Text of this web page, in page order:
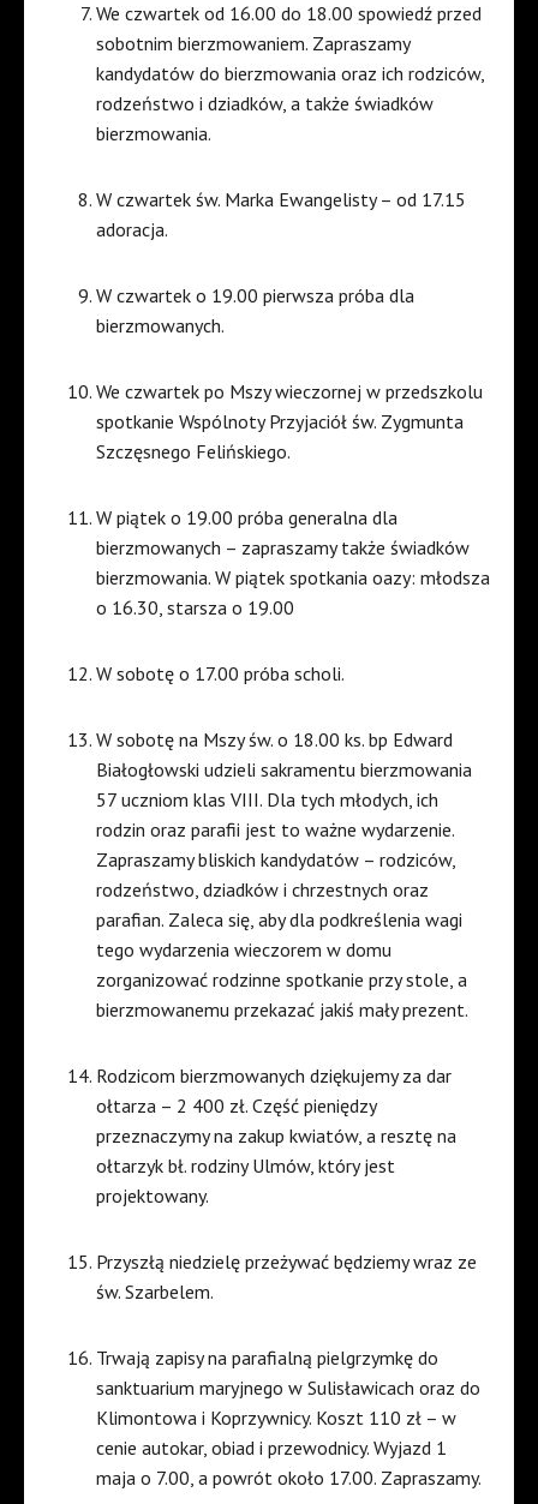
We czwartek od 16.00 do 18.00 spowiedź przed
sobotnim bierzmowaniem. Zapraszamy
kandydatów do bierzmowania oraz ich rodziców,
rodzeństwo i dziadków, a także świadków
bierzmowania.
W czwartek św. Marka Ewangelisty – od 17.15
adoracja.
W czwartek o 19.00 pierwsza próba dla
bierzmowanych.
We czwartek po Mszy wieczornej w przedszkolu
spotkanie Wspólnoty Przyjaciół św. Zygmunta
Szczęsnego Felińskiego.
W piątek o 19.00 próba generalna dla
bierzmowanych – zapraszamy także świadków
bierzmowania. W piątek spotkania oazy: młodsza
o 16.30, starsza o 19.00
W sobotę o 17.00 próba scholi.
W sobotę na Mszy św. o 18.00 ks. bp Edward
Białogłowski udzieli sakramentu bierzmowania
57 uczniom klas VIII. Dla tych młodych, ich
rodzin oraz parafii jest to ważne wydarzenie.
Zapraszamy bliskich kandydatów – rodziców,
rodzeństwo, dziadków i chrzestnych oraz
parafian. Zaleca się, aby dla podkreślenia wagi
tego wydarzenia wieczorem w domu
zorganizować rodzinne spotkanie przy stole, a
bierzmowanemu przekazać jakiś mały prezent.
Rodzicom bierzmowanych dziękujemy za dar
ołtarza – 2 400 zł. Część pieniędzy
przeznaczymy na zakup kwiatów, a resztę na
ołtarzyk bł. rodziny Ulmów, który jest
projektowany.
Przyszłą niedzielę przeżywać będziemy wraz ze
św. Szarbelem.
Trwają zapisy na parafialną pielgrzymkę do
sanktuarium maryjnego w Sulisławicach oraz do
Klimontowa i Koprzywnicy. Koszt 110 zł – w
cenie autokar, obiad i przewodnicy. Wyjazd 1
maja o 7.00, a powrót około 17.00. Zapraszamy.